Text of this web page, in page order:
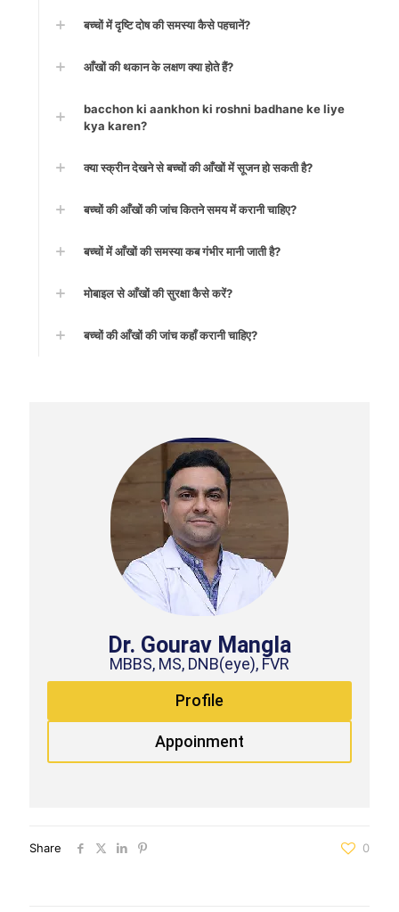
बच्चों में दृष्टि दोष की समस्या कैसे पहचानें?
आँखों की थकान के लक्षण क्या होते हैं?
bacchon ki aankhon ki roshni badhane ke liye
kya karen?
क्या स्क्रीन देखने से बच्चों की आँखों में सूजन हो सकती है?
बच्चों की आँखों की जांच कितने समय में करानी चाहिए?
बच्चों में आँखों की समस्या कब गंभीर मानी जाती है?
मोबाइल से आँखों की सुरक्षा कैसे करें?
बच्चों की आँखों की जांच कहाँ करानी चाहिए?
Dr. Gourav Mangla
MBBS, MS, DNB(eye), FVR
Profile
Appoinment
Share 0